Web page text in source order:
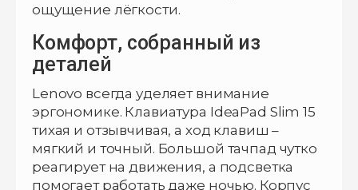
ощущение лёгкости.
Комфорт, собранный из
деталей
Lenovo всегда уделяет внимание
эргономике. Клавиатура IdeaPad Slim 15
тихая и отзывчивая, а ход клавиш –
мягкий и точный. Большой тачпад чутко
реагирует на движения, а подсветка
помогает работать даже ночью. Корпус